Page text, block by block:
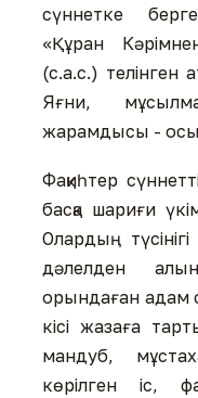
сүннетке
«Құран
(с.а.с.) телінген
Яғни,
жарамдысы -
Фақиһтер
басқа шариғи
Олардың
дәлелден
орындаған адам
кісі жазаға
мандуб,
көрілген іс,